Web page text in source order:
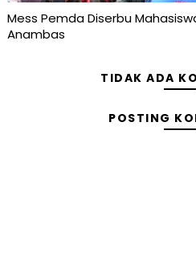
Mess Pemda Diserbu
Anambas
TIDAK ADA
POSTING